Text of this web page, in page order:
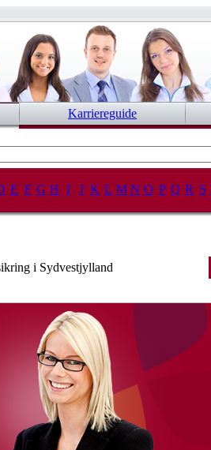
Karriereguide
E F G H I J K L M N O P Q R S
i Sydvestjylland